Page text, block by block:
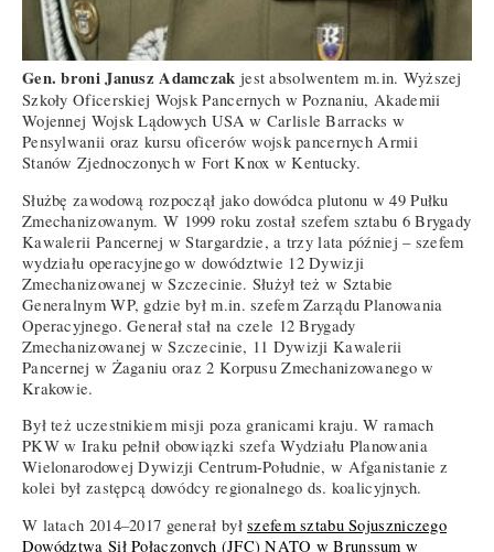
Gen. broni Janusz Adamczak jest absolwentem m.in. Wyższej
Szkoły Oficerskiej Wojsk Pancernych w Poznaniu, Akademii
Wojennej Wojsk Lądowych USA w Carlisle Barracks w
Pensylwanii oraz kursu oficerów wojsk pancernych Armii
Stanów Zjednoczonych w Fort Knox w Kentucky.
Służbę zawodową rozpoczął jako dowódca plutonu w 49 Pułku
Zmechanizowanym. W 1999 roku został szefem sztabu 6 Brygady
Kawalerii Pancernej w Stargardzie, a trzy lata później – szefem
wydziału operacyjnego w dowództwie 12 Dywizji
Zmechanizowanej w Szczecinie. Służył też w Sztabie
Generalnym WP, gdzie był m.in. szefem Zarządu Planowania
Operacyjnego. Generał stał na czele 12 Brygady
Zmechanizowanej w Szczecinie, 11 Dywizji Kawalerii
Pancernej w Żaganiu oraz 2 Korpusu Zmechanizowanego w
Krakowie.
Był też uczestnikiem misji poza granicami kraju. W ramach
PKW w Iraku pełnił obowiązki szefa Wydziału Planowania
Wielonarodowej Dywizji Centrum-Południe, w Afganistanie z
kolei był zastępcą dowódcy regionalnego ds. koalicyjnych.
W latach 2014–2017 generał byłszefem sztabu Sojuszniczego
Dowództwa Sił Połączonych (JFC) NATO w Brunssum w